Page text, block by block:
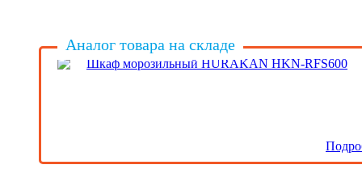
Аналог товара на складе
Шкаф морозильный HURAKAN HKN-RFS600